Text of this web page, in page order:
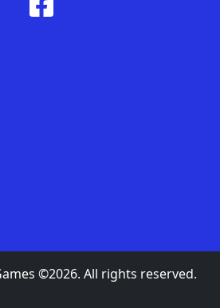
©2026. All rights reserved.